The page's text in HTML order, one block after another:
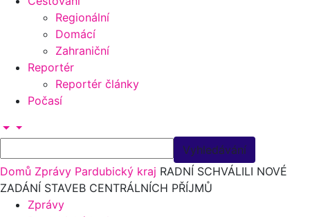
Regionální
Domácí
Zahraniční
Reportér
Reportér články
Počasí
Domů Zprávy Pardubický kraj RADNÍ SCHVÁLILI NOVÉ
ZADÁNÍ STAVEB CENTRÁLNÍCH PŘÍJMŮ
Zprávy